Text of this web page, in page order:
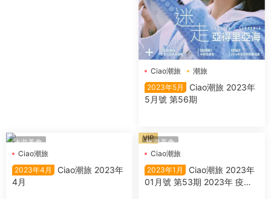
Ciao潮旅
潮旅
2023年5月
Ciao潮旅 2023年
5月號 第56期
旅遊美食
Ciao潮旅
2023年4月
Ciao潮旅 2023年
4月
旅遊美食
Ciao潮旅
2023年1月
Ciao潮旅 2023年
01月號 第53期 2023年 疫後
VIP